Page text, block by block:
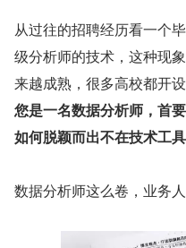
从过往的招聘经历看一个
级分析师的技术，这种现
来越成熟，很多高校都开
您是一名数据分析师，首
如何脱颖而出不在技术工具
数据分析师这么卷，业务